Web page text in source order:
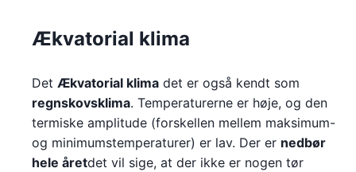
Ækvatorial klima
Det Ækvatorial klima det er også kendt som
regnskovsklima. Temperaturerne er høje, og den
termiske amplitude (forskellen mellem maksimum-
og minimumstemperaturer) er lav. Der er nedbør
hele åretdet vil sige, at der ikke er nogen tør